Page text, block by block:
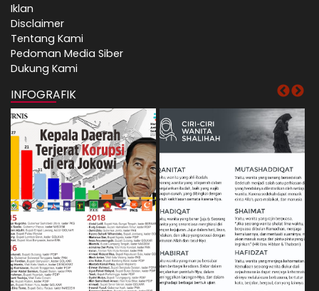
Iklan
Disclaimer
Tentang Kami
Pedoman Media Siber
Dukung Kami
INFOGRAFIK